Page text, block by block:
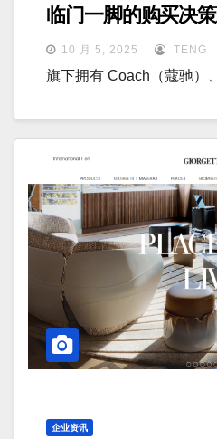
临门一脚的购买决
手？
10 月 5, 2025 TENG
旗下拥有 Coach（蔻驰）
企业资讯